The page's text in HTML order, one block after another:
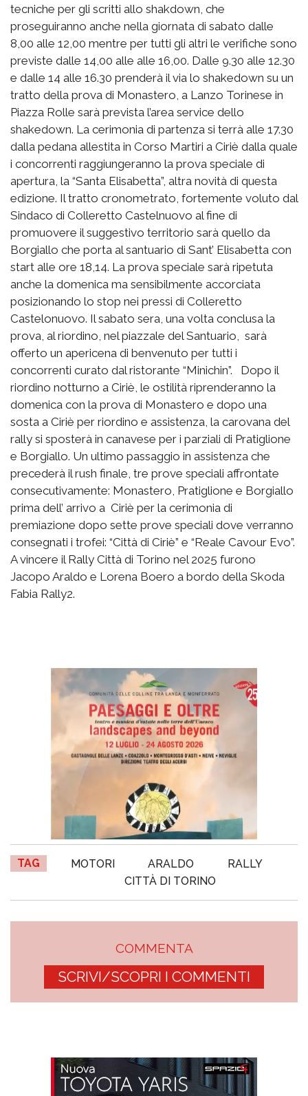
tecniche per gli scritti allo shakdown, che
proseguiranno anche nella giornata di sabato dalle
8,00 alle 12,00 mentre per tutti gli altri le verifiche sono
previste dalle 14,00 alle alle 16,00. Dalle 9.30 alle 12.30
e dalle 14 alle 16.30 prenderà il via lo shakedown su un
tratto della prova di Monastero, a Lanzo Torinese in
Piazza Rolle sarà prevista l’area service dello
shakedown. La cerimonia di partenza si terrà alle 17.30
dalla pedana allestita in Corso Martiri a Ciriè dalla quale
i concorrenti raggiungeranno la prova speciale di
apertura, la “Santa Elisabetta”, altra novità di questa
edizione. Il tratto cronometrato, fortemente voluto dal
Sindaco di Colleretto Castelnuovo al fine di
promuovere il suggestivo territorio sarà quello da
Borgiallo che porta al santuario di Sant’ Elisabetta con
start alle ore 18,14. La prova speciale sarà ripetuta
anche la domenica ma sensibilmente accorciata
posizionando lo stop nei pressi di Colleretto
Castelonuovo. Il sabato sera, una volta conclusa la
prova, al riordino, nel piazzale del Santuario, sarà
offerto un apericena di benvenuto per tutti i
concorrenti curato dal ristorante “Minichin”. Dopo il
riordino notturno a Ciriè, le ostilità riprenderanno la
domenica con la prova di Monastero e dopo una
sosta a Ciriè per riordino e assistenza, la carovana del
rally si sposterà in canavese per i parziali di Pratiglione
e Borgiallo. Un ultimo passaggio in assistenza che
precederà il rush finale, tre prove speciali affrontate
consecutivamente: Monastero, Pratiglione e Borgiallo
prima dell’ arrivo a Ciriè per la cerimonia di
premiazione dopo sette prove speciali dove verranno
consegnati i trofei: “Città di Ciriè” e “Reale Cavour Evo”.
A vincere il Rally Città di Torino nel 2025 furono
Jacopo Araldo e Lorena Boero a bordo della Skoda
Fabia Rally2.
TAG MOTORI ARALDO
RALLY
CITTÀ DI TORINO
COMMENTA
SCRIVI/SCOPRI I COMMENTI